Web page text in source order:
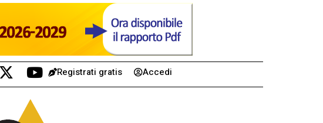
Registrati gratis Accedi